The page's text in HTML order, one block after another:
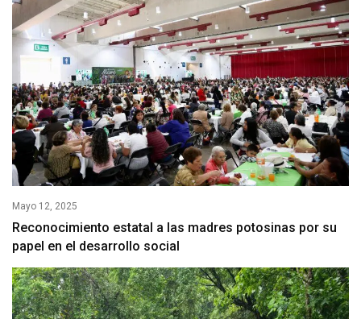
Mayo 12, 2025
Reconocimiento estatal a las madres potosinas por su
papel en el desarrollo social